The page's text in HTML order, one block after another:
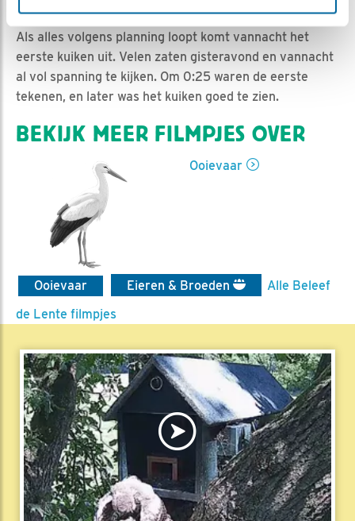
Vind ik leuk| Bewaar dit filmpje|
704x
Als alles volgens planning loopt komt vannacht het
eerste kuiken uit. Velen zaten gisteravond en vannacht
al vol spanning te kijken. Om 0:25 waren de eerste
tekenen, en later was het kuiken goed te zien.
BEKIJK MEER FILMPJES OVER
Ooievaar
Ooievaar Eieren & Broeden
Alle Beleef
de Lente filmpjes